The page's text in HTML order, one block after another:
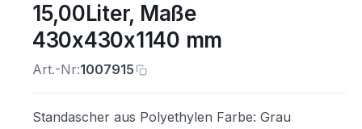
15,00Liter, Maße
430x430x1140 mm
Art.-Nr:1007915
Standascher aus Polyethylen Farbe: Grau